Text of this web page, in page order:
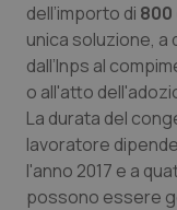
dell’importo di
unica soluzione, a
dall’Inps al
o all'atto
La durata del
lavoratore
l'anno 2017 e a
possono essere